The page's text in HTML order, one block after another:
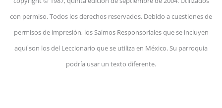
con permiso. Todos los derechos reservados. Debido a cuestiones de
permisos de impresión, los Salmos Responsoriales que se incluyen
aquí son los del Leccionario que se utiliza en México. Su parroquia
podría usar un texto diferente.